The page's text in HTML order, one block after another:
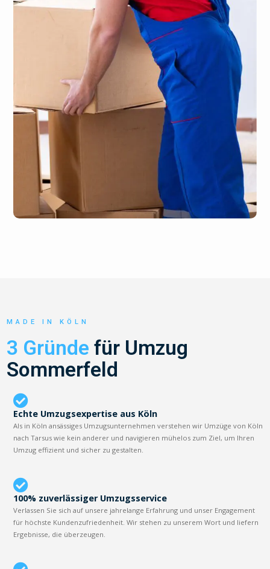
MADE IN KÖLN
3 Gründe für Umzug
Sommerfeld
Echte Umzugsexpertise aus Köln
Als in Köln ansässiges Umzugsunternehmen verstehen wir Umzüge von Köln
nach Tarsus wie kein anderer und navigieren mühelos zum Ziel, um Ihren
Umzug effizient und sicher zu gestalten.
100% zuverlässiger Umzugsservice
Verlassen Sie sich auf unsere jahrelange Erfahrung und unser Engagement
für höchste Kundenzufriedenheit. Wir stehen zu unserem Wort und liefern
Ergebnisse, die überzeugen.